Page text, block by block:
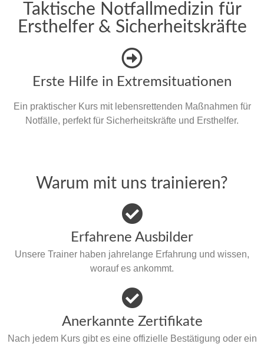
Taktische Notfallmedizin für
Ersthelfer & Sicherheitskräfte
Erste Hilfe in Extremsituationen
Ein praktischer Kurs mit lebensrettenden Maßnahmen für
Notfälle, perfekt für Sicherheitskräfte und Ersthelfer.
Warum mit uns trainieren?
Erfahrene Ausbilder
Unsere Trainer haben jahrelange Erfahrung und wissen,
worauf es ankommt.
Anerkannte Zertifikate
Nach jedem Kurs gibt es eine offizielle Bestätigung oder ein